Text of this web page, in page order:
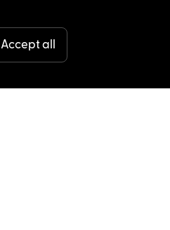
Accept all